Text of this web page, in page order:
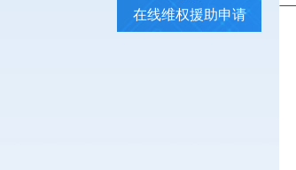
在线维权援助申请